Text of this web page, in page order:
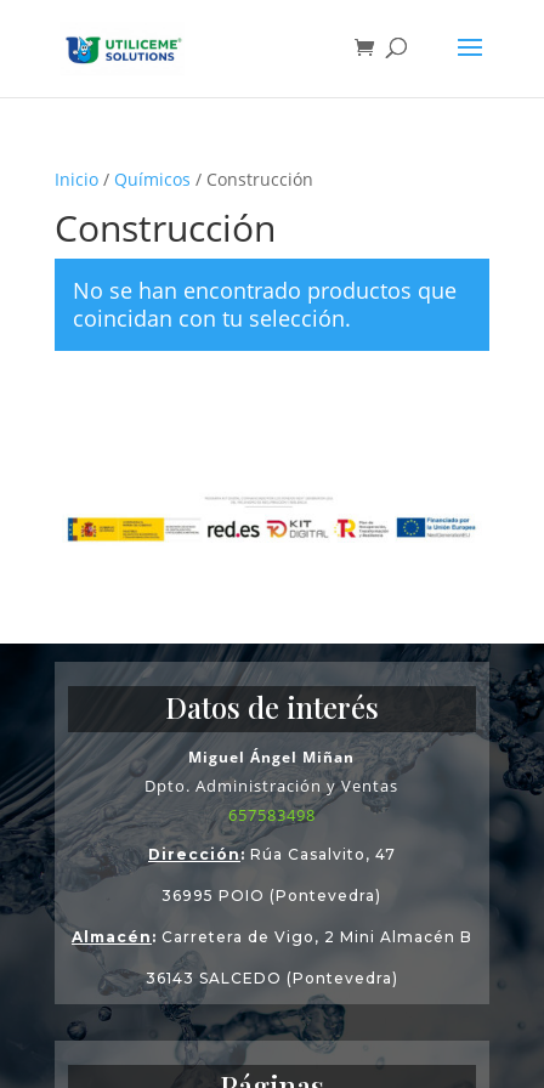
Inicio/ Químicos / Construcción
Construcción
No se han encontrado productos que
coincidan con tu selección.
Datos de interés
Miguel Ángel Miñan
Dpto. Administración y Ventas
657583498
Dirección: Rúa Casalvito, 47
36995 POIO (Pontevedra)
Almacén : Carretera de Vigo, 2 Mini Almacén B
36143 SALCEDO (Pontevedra)